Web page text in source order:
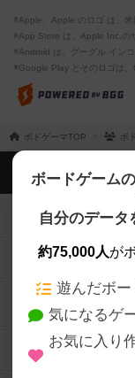
※Apple、Apple のロゴ は、米
※App Store は、Apple Inc.の
※Android は、グーグル イン
※Google Play とそのロゴは
ボドゲーマTOP ボ
ボードゲーム
自分のデータ
約75,000人が
遊んだボ
気になるゲ
お気に入り
ボドゲーマ
ボードゲームを
ボードゲームの
ボードゲーム会
メカニクス特集